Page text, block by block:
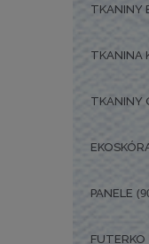
TKANINY
TKANINA
TKANINY
PANELE
FUTERKO